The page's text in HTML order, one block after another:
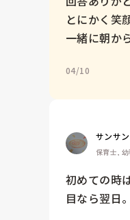
とにかく笑
一緒に朝か
04/10
サンサン
保育士,
初めての時
目なら翌日